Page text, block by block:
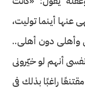
عنها أينما توليت،
وأهلى دون أهلى..
أنهم لو خيّرونى
راغبًا بذلك فى